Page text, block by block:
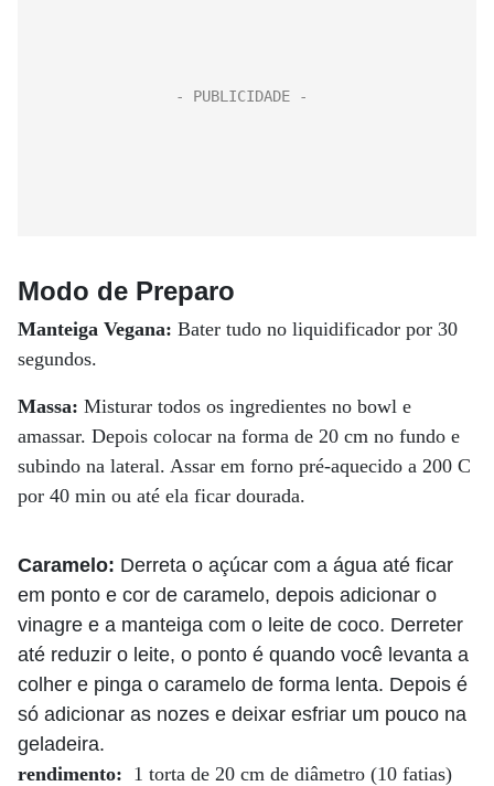
Modo de Preparo
Manteiga Vegana: Bater tudo no liquidificador por 30
segundos.
Massa: Misturar todos os ingredientes no bowl e
amassar. Depois colocar na forma de 20 cm no fundo e
subindo na lateral. Assar em forno pré-aquecido a 200 C
por 40 min ou até ela ficar dourada.
Caramelo: Derreta o açúcar com a água até ficar
em ponto e cor de caramelo, depois adicionar o
vinagre e a manteiga com o leite de coco. Derreter
até reduzir o leite, o ponto é quando você levanta a
colher e pinga o caramelo de forma lenta. Depois é
só adicionar as nozes e deixar esfriar um pouco na
geladeira.
rendimento: 1 torta de 20 cm de diâmetro (10 fatias)